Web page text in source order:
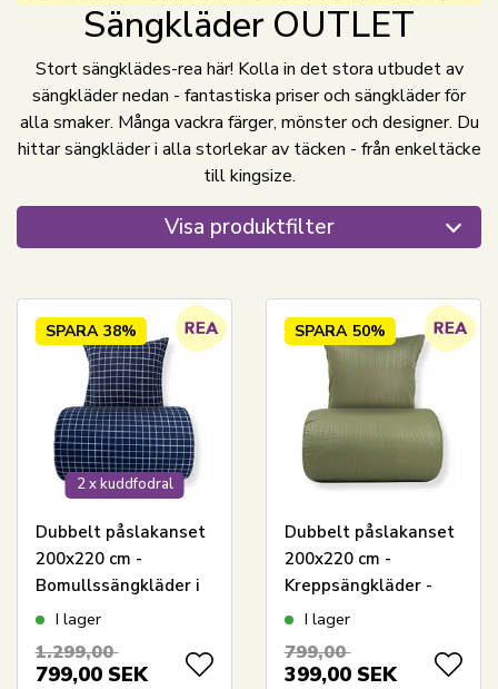
Sängkläder OUTLET
Stort sängklädes-rea här! Kolla in det stora utbudet av
sängkläder nedan - fantastiska priser och sängkläder för
alla smaker. Många vackra färger, mönster och designer. Du
hittar sängkläder i alla storlekar av täcken - från enkeltäcke
till kingsize.
Visa produktfilter
2 x kuddfodral
SPARA 38%
Dubbelt påslakanset
200x220 cm -
Bomullssängkläder i
flanell - Blå med vita
I lager
1.299,00
799,00 SEK
SPARA 50%
Dubbelt påslakanset
200x220 cm -
Kreppsängkläder -
Microfiber - Grön
I lager
799,00
399,00 SEK